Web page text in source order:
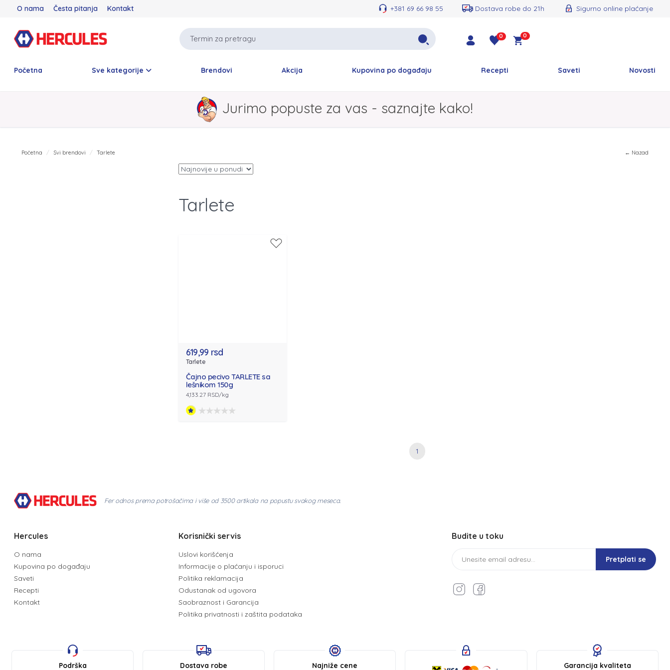
O nama Česta pitanja Kontakt +381 69 66 98 55 Dostava robe do 21h Sigurno online plaćanje
0 0
Početna Sve kategorije Brendovi Akcija Kupovina po događaju Recepti Saveti Novosti
Jurimo popuste za vas - saznajte kako!
Početna Svi brendovi Tarlete ← Nazad
Tarlete
619,99 rsd
Tarlete
Čajno pecivo TARLETE sa
lešnikom 150g
4,133.27 RSD/kg
1
Fer odnos prema potrošačima i više od 3500 artikala na popustu svakog meseca.
Hercules
O nama
Kupovina po događaju
Saveti
Recepti
Kontakt
Korisnički servis
Uslovi korišćenja
Informacije o plaćanju i isporuci
Politika reklamacija
Odustanak od ugovora
Saobraznost i Garancija
Politika privatnosti i zaštita podataka
Budite u toku
Pretplati se
Podrška Dostava robe Najniže cene Garancija kvaliteta